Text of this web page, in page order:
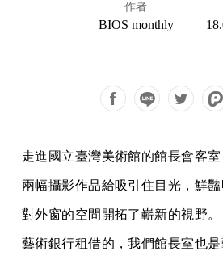
作者
BIOS monthly
走進國立臺灣美術館的館長會客
兩幅攝影作品給吸引住目光，鮮
對外窗的空間開拓了嶄新的視野
藝術銀行租借的，我們館長室也是